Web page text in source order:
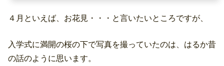
４月といえば、お花見・・・と言いたいところですが、
入学式に満開の桜の下で写真を撮っていたのは、はるか昔
の話のように思います。